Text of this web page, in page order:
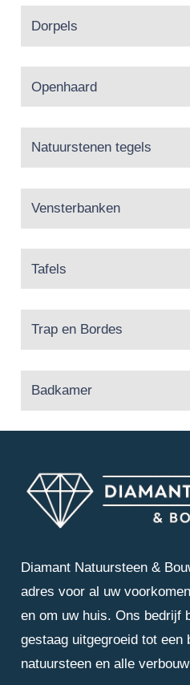
Dorpels
Openhaard
Natuurstenen tegels
Vensterbanken
Tafels
Trap en Bordes
Badkamer
Diamant Natuursteen &
adres voor al uw
en om uw huis. Ons bedrijf
gestaag uitgegroeid tot een
natuursteen en alle